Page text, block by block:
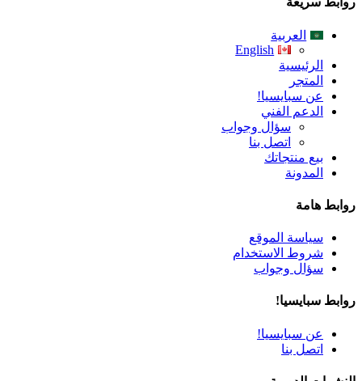
العربية
English
الرئيسية
المتجر
عن سبايسيا!
الدعم الفني
سؤال وجواب
اتصل بنا
بيع منتجاتك
المدونة
روابط هامة
سياسة الموقع
شروط الاستخدام
سؤال وجواب
روابط سبايسيا!
عن سبايسيا!
اتصل بنا